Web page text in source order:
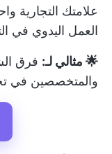
علامتك التجارية
العمل اليدوي في
🌟 مثالي لـ: فرق
والمتخصصين في